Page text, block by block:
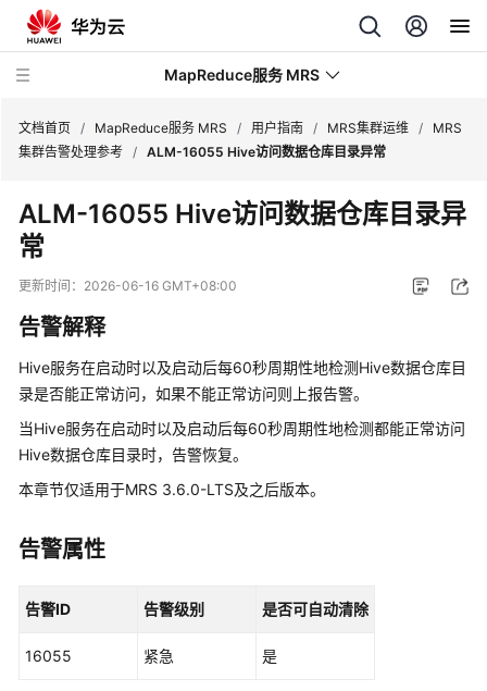
MapReduce服务 MRS
新
动
服
务
公
告
产
品
介
计
说
文档首页 / MapReduce服务 MRS / 用户指南 / MRS集群运维 /
MRS
集群告警处理参考 / ALM-16055 Hive访问数据仓库目录异常
ALM-16055 Hive访问数据仓库目录异
常
更新时间： 2026-06-16 GMT+08:00
告警解释
Hive服务在启动时以及启动后每60秒周期性地检测Hive数据仓库目
录是否能正常访问，如果不能正常访问则上报告警。
当Hive服务在启动时以及启动后每60秒周期性地检测都能正常访问
Hive数据仓库目录时，告警恢复。
本章节仅适用于MRS 3.6.0-LTS及之后版本。
告警属性
告警ID 告警级别 是否可自动清除
16055 紧急 是